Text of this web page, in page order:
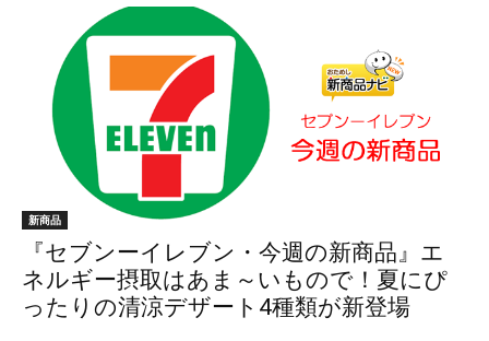
新商品
『セブンーイレブン・今週の新商品』エ
ネルギー摂取はあま～いもので！夏にぴ
ったりの清涼デザート4種類が新登場